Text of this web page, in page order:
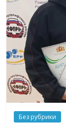
Без рубрики